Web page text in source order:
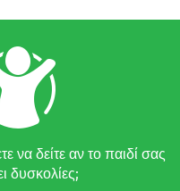
να δείτε αν το παιδί σας
δυσκολίες;